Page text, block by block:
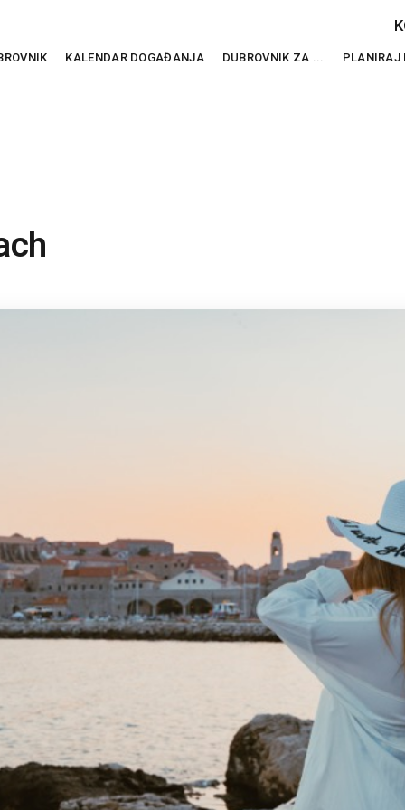
KALENDAR DOGAĐANJA DUBROVNIK ZA ... PLANIRAJ